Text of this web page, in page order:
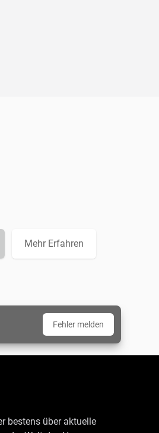
Mehr Erfahren
Fehler melden
bestens über aktuelle